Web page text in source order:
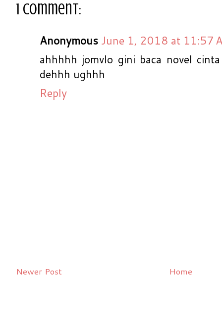
1 comment:
Anonymous June 1, 2018 at 11:57
ahhhhh jomvlo gini baca novel
dehhh ughhh
Reply
Newer Post Home